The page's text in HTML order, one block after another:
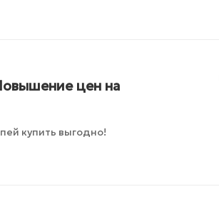
цен на
купить выгодно!